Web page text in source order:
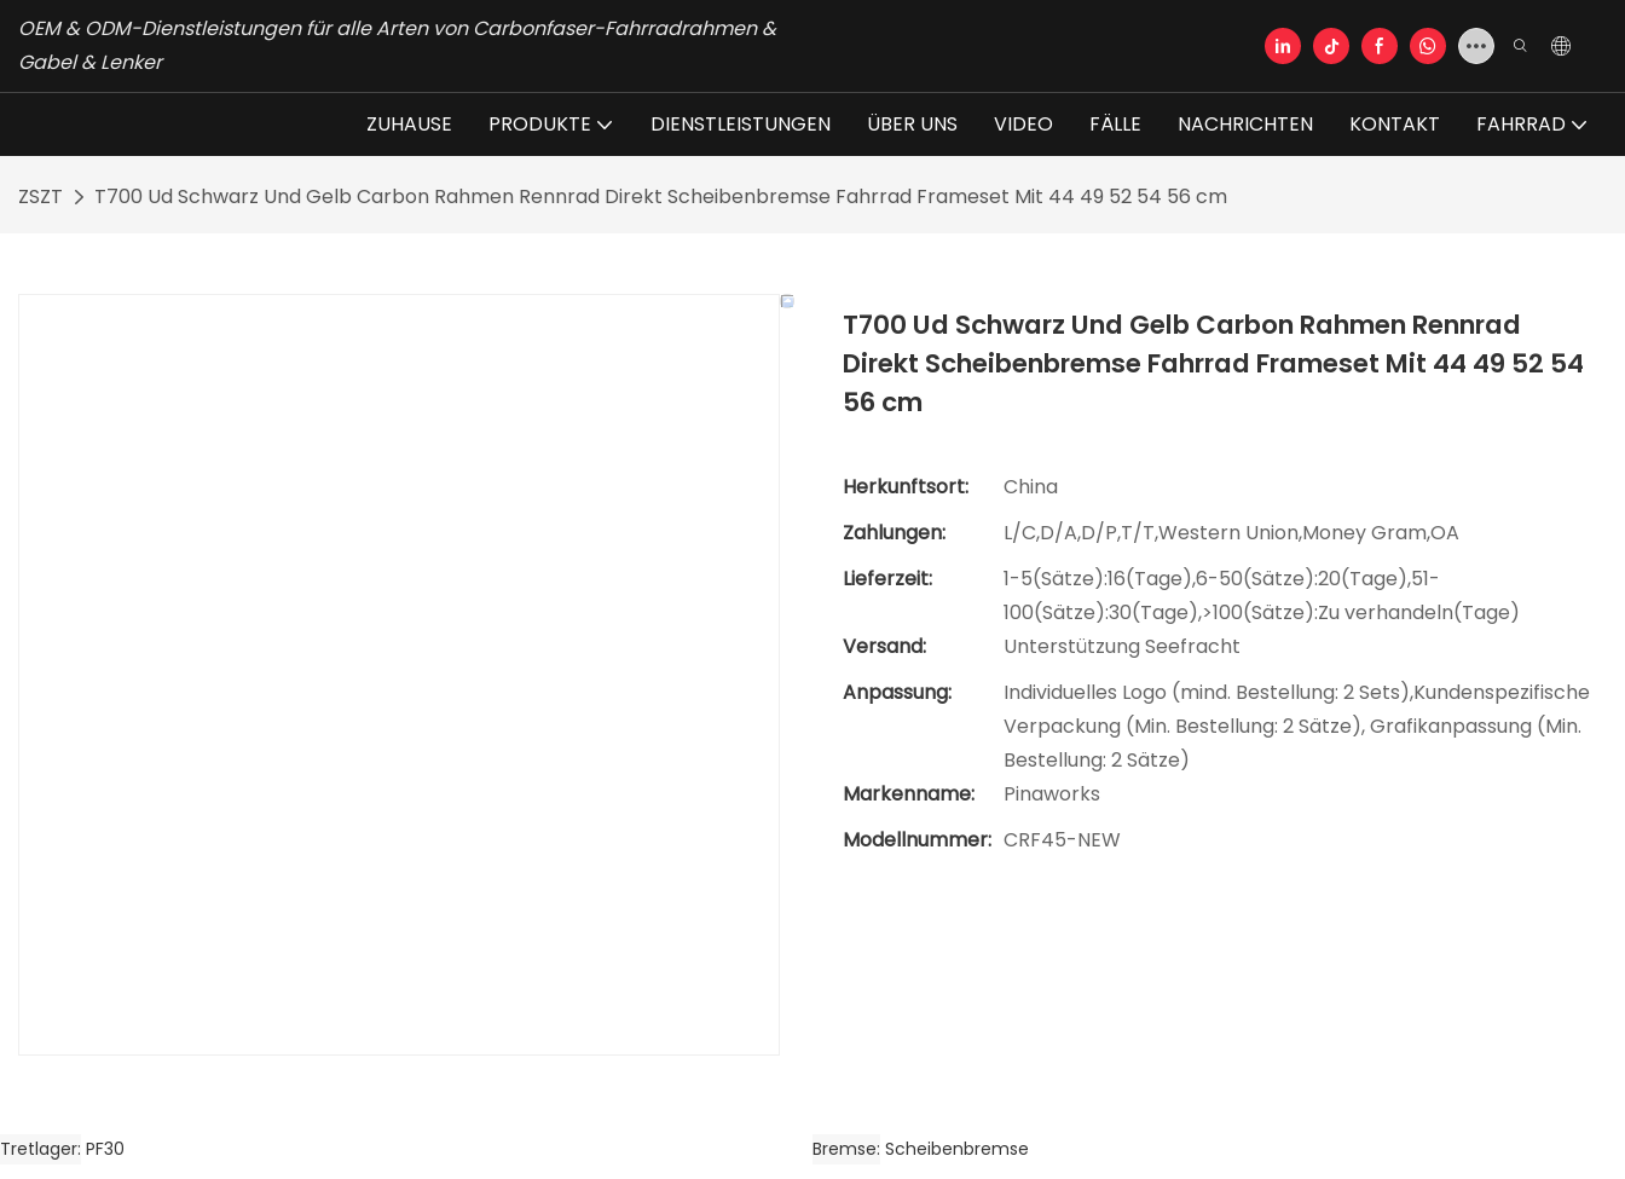
OEM & ODM-Dienstleistungen für alle Arten von Carbonfaser-Fahrradrahmen &
Gabel & Lenker
ZUHAUSE PRODUKTE DIENSTLEISTUNGEN ÜBER UNS VIDEO FÄLLE NACHRICHTEN KONTAKT FAHRRAD
ZSZT T700 Ud Schwarz Und Gelb Carbon Rahmen Rennrad Direkt Scheibenbremse Fahrrad Frameset Mit 44 49 52 54 56 cm
T700 Ud Schwarz Und Gelb Carbon Rahmen Rennrad
Direkt Scheibenbremse Fahrrad Frameset Mit 44 49 52 54
56 cm
Herkunftsort:
China
Zahlungen:
L/C,D/A,D/P,T/T,Western Union,Money Gram,OA
Lieferzeit:
1-5(Sätze):16(Tage),6-50(Sätze):20(Tage),51-
100(Sätze):30(Tage),>100(Sätze):Zu verhandeln(Tage)
Versand:
Unterstützung Seefracht
Anpassung:
Individuelles Logo (mind. Bestellung: 2 Sets),Kundenspezifische
Verpackung (Min. Bestellung: 2 Sätze), Grafikanpassung (Min.
Bestellung: 2 Sätze)
Markenname:
Pinaworks
Modellnummer: CRF45-NEW
Tretlager PF30 Bremse Scheibenbremse